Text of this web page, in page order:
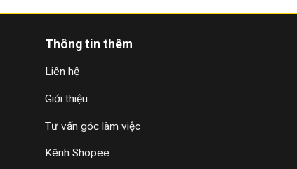
Thông tin thêm
Liên hệ
Giới thiệu
Tư vấn góc làm việc
Kênh Shopee